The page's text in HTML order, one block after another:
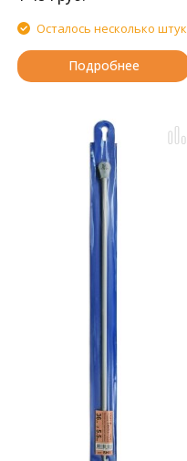
Осталось несколько штук
Подробнее